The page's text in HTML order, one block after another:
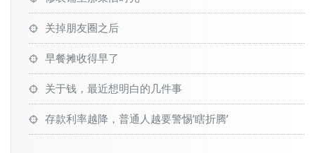
关掉朋友圈之后
早餐摊收得早了
关于钱，最近想明白的几件事
存款利率越降，普通人越要警惕’瞎折腾’